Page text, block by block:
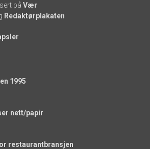
på Vær
Redaktørplakaten
1995
nett/papir
restaurantbransjen